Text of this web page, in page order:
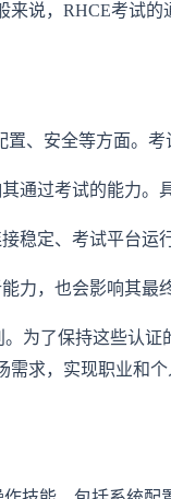
说，RHCE考试
、安全等方面。
通过考试的能力。
稳定、考试平台运
力，也会影响其最
为了保持这些认
求，实现职业和个